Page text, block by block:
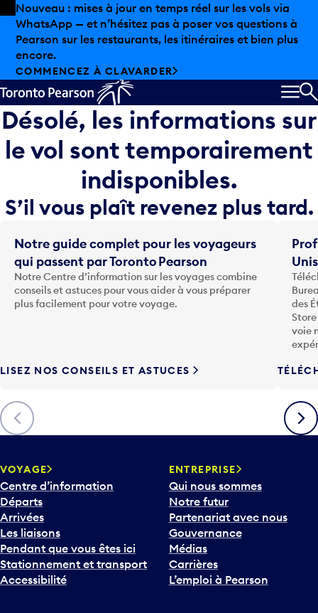
Skip to offers
Passer au contenu principal
Nouveau : mises à jour en temps réel sur les vols via
WhatsApp — et n’hésitez pas à poser vos questions à
Pearson sur les restaurants, les itinéraires et bien plus
encore.
COMMENCEZ À CLAVARDER
Désolé, les informations sur
le vol sont temporairement
indisponibles.
S’il vous plaît revenez plus tard.
Précédent
Notre guide complet pour les voyageurs
qui passent par Toronto Pearson
Notre Centre d’information sur les voyages combine
conseils et astuces pour vous aider à vous préparer
plus facilement pour votre voyage.
LISEZ NOS CONSEILS ET ASTUCES
des
voie
VOYAGE
Centre d’information
Départs
Arrivées
Les liaisons
Pendant que vous êtes ici
Stationnement et transport
Accessibilité
ENTREPRISE
Qui nous sommes
Notre futur
Partenariat avec nous
Gouvernance
Médias
Carrières
L’emploi à Pearson